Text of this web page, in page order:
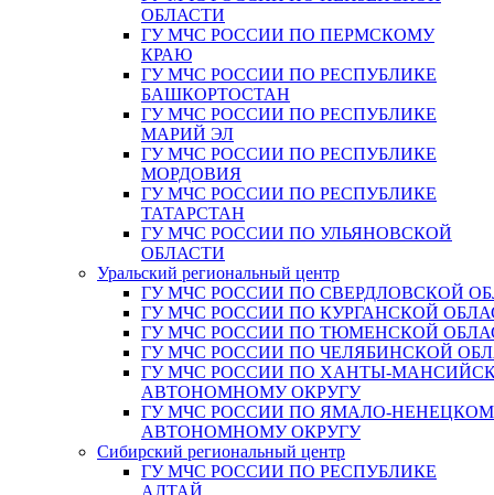
ОБЛАСТИ
ГУ МЧС РОССИИ ПО ПЕРМСКОМУ
КРАЮ
ГУ МЧС РОССИИ ПО РЕСПУБЛИКЕ
БАШКОРТОСТАН
ГУ МЧС РОССИИ ПО РЕСПУБЛИКЕ
МАРИЙ ЭЛ
ГУ МЧС РОССИИ ПО РЕСПУБЛИКЕ
МОРДОВИЯ
ГУ МЧС РОССИИ ПО РЕСПУБЛИКЕ
ТАТАРСТАН
ГУ МЧС РОССИИ ПО УЛЬЯНОВСКОЙ
ОБЛАСТИ
Уральский региональный центр
ГУ МЧС РОССИИ ПО СВЕРДЛОВСКОЙ
ГУ МЧС РОССИИ ПО КУРГАНСКОЙ
ГУ МЧС РОССИИ ПО ТЮМЕНСКОЙ
ГУ МЧС РОССИИ ПО ЧЕЛЯБИНСКОЙ
ГУ МЧС РОССИИ ПО ХАНТЫ-
АВТОНОМНОМУ ОКРУГУ
ГУ МЧС РОССИИ ПО ЯМАЛО-
АВТОНОМНОМУ ОКРУГУ
Сибирский региональный центр
ГУ МЧС РОССИИ ПО РЕСПУБЛИКЕ
АЛТАЙ